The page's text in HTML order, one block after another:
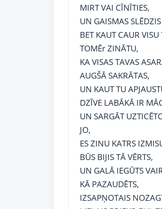
MIRT VAI CĪNĪTIES,
UN GAISMAS
BET KAUT CAUR VISU
TOMĒr ZINĀTU,
KA VISAS TAVAS
AUGŠĀ SAKRĀTAS,
UN KAUT TU
DZĪVE LABĀKĀ IR
UN SARGĀT
JO,
ES ZINU KATRS
BŪS BIJIS TĀ VĒRTS,
UN GALĀ IEGŪTS
KĀ PAZAUDĒTS,
IZSAPŅOTAIS